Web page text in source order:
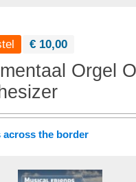
€ 10,00
Orgel
across the border